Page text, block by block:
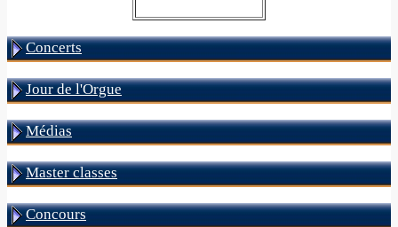
Concerts
Jour de l'Orgue
Médias
Master classes
Concours